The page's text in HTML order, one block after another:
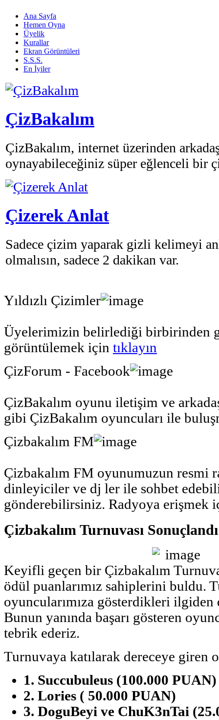
Ana Sayfa
Hemen Oyna
Üyelik
Kurallar
Ekran Görüntüleri
S.S.S.
En İyiler
ÇizBakalım
ÇizBakalım, internet üzerinden
oynayabileceğiniz süper eğlenceli bir
Çizerek Anlat
Sadece çizim yaparak gizli kelimeyi
olmalısın, sadece 2 dakikan var.
Yıldızlı Çizimler
Üyelerimizin belirlediği birbirinden
görüntülemek için tıklayın
ÇizForum - Facebook
ÇizBakalım oyunu iletişim ve
gibi ÇizBakalım oyuncuları ile
Çizbakalım FM
Çizbakalım FM oyunumuzun resmi
dinleyiciler ve dj ler ile sohbet
gönderebilirsiniz. Radyoya erişmek
Çizbakalım Turnuvası Sonuçlandı
Keyifli geçen bir Çizbakalım
ödül puanlarımız sahiplerini buldu.
oyuncularımıza gösterdikleri ilgiden
Bunun yanında başarı gösteren
tebrik ederiz.
Turnuvaya katılarak dereceye giren
1. Succubuleus (100.000 PUAN)
2. Lories ( 50.000 PUAN)
3. DoguBeyi ve ChuK3nTai